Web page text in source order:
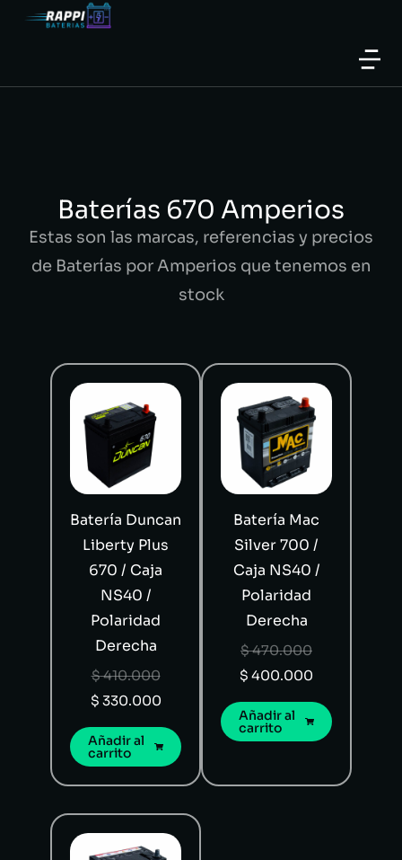
Baterías 670 Amperios
Estas son las marcas, referencias y precios
de Baterías por Amperios que tenemos en
stock
Batería Duncan
Liberty Plus
670 / Caja
NS40 /
Polaridad
Derecha
$410.000
$ 330.000
Añadir al
carrito
Batería Mac
Silver 700 /
Caja NS40 /
Polaridad
Derecha
$470.000
$ 400.000
Añadir al
carrito